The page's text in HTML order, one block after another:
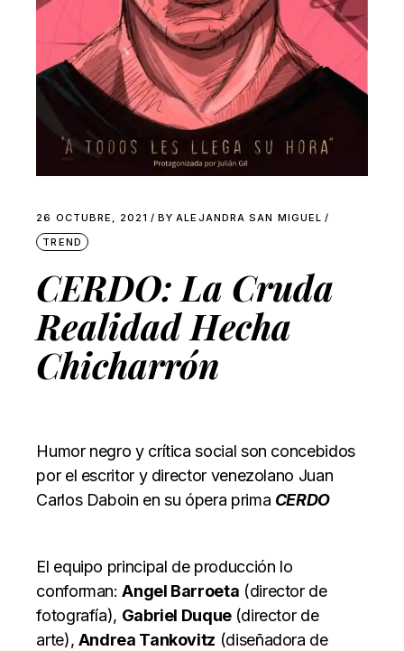
26 OCTUBRE, 2021 BY ALEJANDRA SAN MIGUEL
TREND
CERDO: La Cruda
Realidad Hecha
Chicharrón
Humor negro y crítica social son concebidos
por el escritor y director venezolano Juan
Carlos Daboin en su ópera prima CERDO
El equipo principal de producción lo
conforman:Angel Barroeta (director de
fotografía), Gabriel Duque (director de
arte), Andrea Tankovitz (diseñadora de